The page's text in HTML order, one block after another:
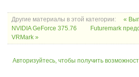
Другие материалы в этой категории:
«
NVIDIA GeForce 375.76
Futuremark
VRMark »
Авторизуйтесь, чтобы получить